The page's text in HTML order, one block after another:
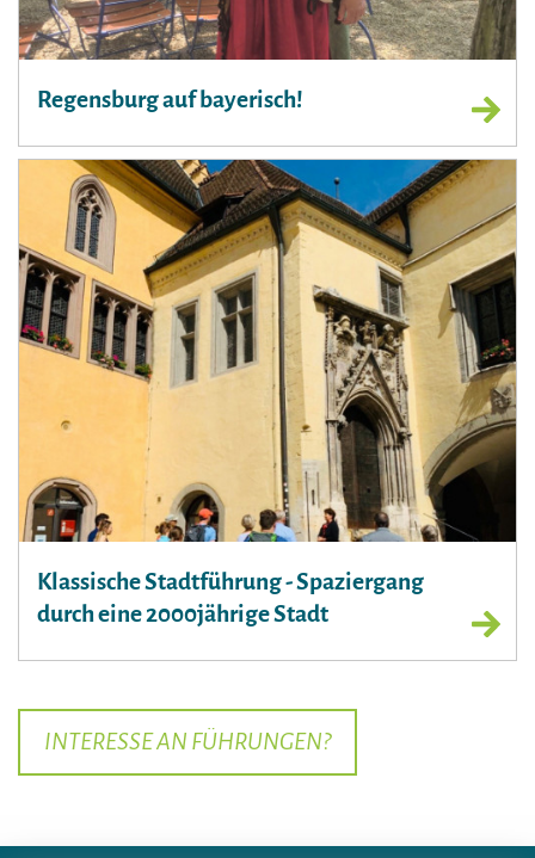
Regensburg auf bayerisch!
Klassische Stadtführung - Spaziergang
durch eine 2000jährige Stadt
INTERESSE AN FÜHRUNGEN?